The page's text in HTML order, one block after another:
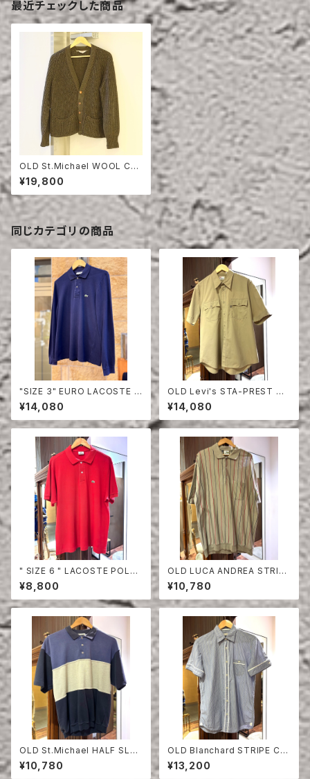
最近チェックした商品
OLD St.Michael WOOL CA
RDIGAN
¥19,800
同じカテゴリの商品
"SIZE 3" EURO LACOSTE P
OLO SHIRT LONG SLEEVE
¥14,080
OLD Levi's STA-PREST HA
LF SLEEVE SHIRT
¥14,080
" SIZE 6 " LACOSTE POLO
SHIRT RED
¥8,800
OLD LUCA ANDREA STRIPE
COTTON HALF SLEEVE SHI
RT
¥10,780
OLD St.Michael HALF SLEE
¥10,780
OLD Blanchard STRIPE CO
TTON HALF SLEEVE SHIRT
¥13,200